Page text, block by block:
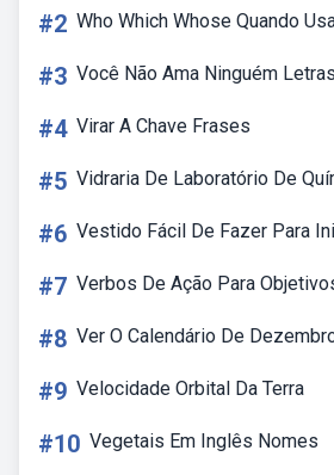
#2 Who Which Whose Quando
#3 Você Não Ama Ninguém Letras
#4 Virar A Chave Frases
#5 Vidraria De Laboratório De
#6 Vestido Fácil De Fazer Para
#7 Verbos De Ação Para
#8 Ver O Calendário De
#9 Velocidade Orbital Da Terra
#10 Vegetais Em Inglês Nomes